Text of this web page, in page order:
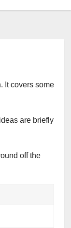
It covers some
are briefly
off the